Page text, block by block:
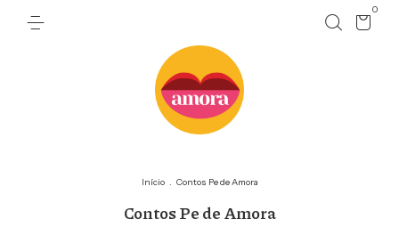
0
Início . Contos Pe de Amora
Contos Pe de Amora